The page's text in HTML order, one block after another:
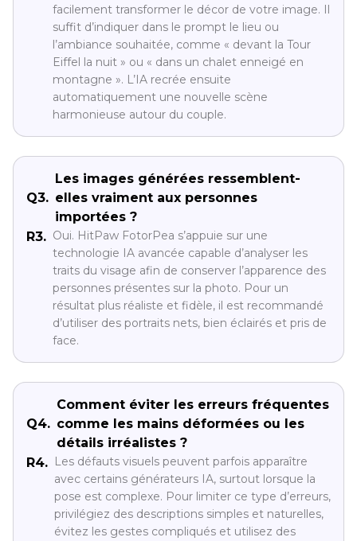
facilement transformer le décor de votre image. Il
suffit d’indiquer dans le prompt le lieu ou
l’ambiance souhaitée, comme « devant la Tour
Eiffel la nuit » ou « dans un chalet enneigé en
montagne ». L’IA recrée ensuite
automatiquement une nouvelle scène
harmonieuse autour du couple.
Q3.
Les images générées ressemblent-
elles vraiment aux personnes
importées ?
R3. Oui. HitPaw FotorPea s’appuie sur une
technologie IA avancée capable d’analyser les
traits du visage afin de conserver l’apparence des
personnes présentes sur la photo. Pour un
résultat plus réaliste et fidèle, il est recommandé
d’utiliser des portraits nets, bien éclairés et pris de
face.
Q4.
Comment éviter les erreurs fréquentes
comme les mains déformées ou les
détails irréalistes ?
R4. Les défauts visuels peuvent parfois apparaître
avec certains générateurs IA, surtout lorsque la
pose est complexe. Pour limiter ce type d’erreurs,
privilégiez des descriptions simples et naturelles,
évitez les gestes compliqués et utilisez des